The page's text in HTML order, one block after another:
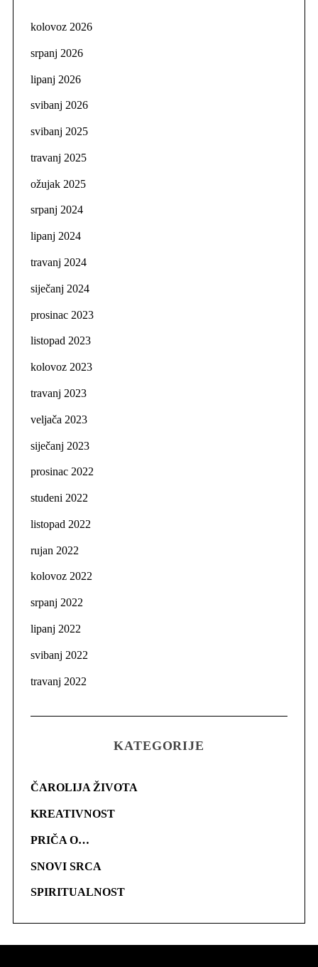
kolovoz 2026
srpanj 2026
lipanj 2026
svibanj 2026
svibanj 2025
travanj 2025
ožujak 2025
srpanj 2024
lipanj 2024
travanj 2024
siječanj 2024
prosinac 2023
listopad 2023
kolovoz 2023
travanj 2023
veljača 2023
siječanj 2023
prosinac 2022
studeni 2022
listopad 2022
rujan 2022
kolovoz 2022
srpanj 2022
lipanj 2022
svibanj 2022
travanj 2022
KATEGORIJE
ČAROLIJA ŽIVOTA
KREATIVNOST
PRIČA O…
SNOVI SRCA
SPIRITUALNOST